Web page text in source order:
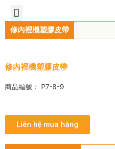
修內裡機塑膠皮帶
修內裡機塑膠皮帶
商品編號： P7-8-9
Liên hệ mua hàng